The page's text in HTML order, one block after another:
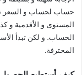
حساب لحساب و السعر
المستوى و الأقدمية و
المحترفة.